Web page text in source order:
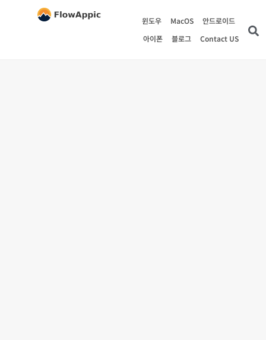
윈도우 MacOS
안드로이드
아이폰
블로그 Contact US